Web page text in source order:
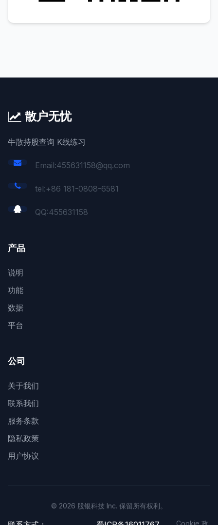
散户无忧
牛散持股查询 K线练习
Email:455631158@qq.com
tel:+86 181-0808-6581
QQ:455631158
产品
说明
功能
数据
平台
公司
关于我们
联系我们
服务条款
隐私政策
用户协议
© 2026 股银科技 Inc. 保留所有权利。
Cookie 政